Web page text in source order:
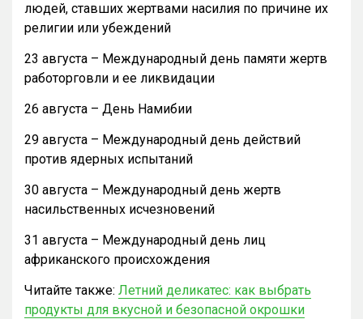
людей, ставших жертвами насилия по причине их
религии или убеждений
23 августа – Международный день памяти жертв
работорговли и ее ликвидации
26 августа – День Намибии
29 августа – Международный день действий
против ядерных испытаний
30 августа – Международный день жертв
насильственных исчезновений
31 августа – Международный день лиц
африканского происхождения
Читайте также: Летний деликатес: как выбрать
продукты для вкусной и безопасной окрошки